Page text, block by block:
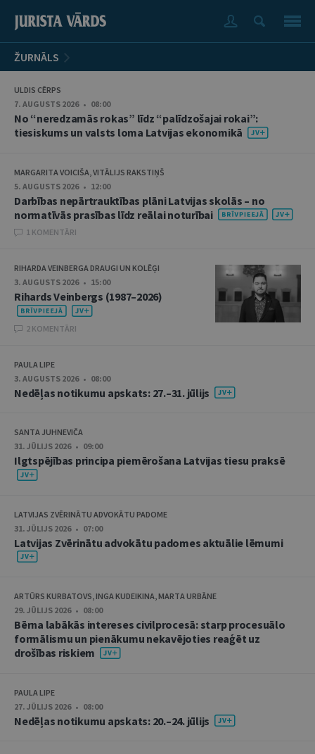
ŽURNĀLS
ULDIS CĒRPS
7. AUGUSTS 2026 • 08:00
No “neredzamās rokas” līdz “palīdzošajai rokai”:
tiesiskums un valsts loma Latvijas ekonomikā
MARGARITA VOICIŠA, VITĀLIJS RAKSTIŅŠ
5. AUGUSTS 2026 • 12:00
Darbības nepārtrauktības plāni Latvijas skolās – no
normatīvās prasības līdz reālai noturībai
1 KOMENTĀRI
RIHARDA VEINBERGA DRAUGI UN KOLĒĢI
3. AUGUSTS 2026 • 15:00
Rihards Veinbergs (1987–2026)
2 KOMENTĀRI
PAULA LIPE
3. AUGUSTS 2026 • 08:00
Nedēļas notikumu apskats: 27.–31. jūlijs
SANTA JUHNEVIČA
31. JŪLIJS 2026 • 09:00
Ilgtspējības principa piemērošana Latvijas tiesu praksē
LATVIJAS ZVĒRINĀTU ADVOKĀTU PADOME
31. JŪLIJS 2026 • 07:00
Latvijas Zvērinātu advokātu padomes aktuālie lēmumi
ARTŪRS KURBATOVS, INGA KUDEIKINA, MARTA URBĀNE
29. JŪLIJS 2026 • 08:00
Bērna labākās intereses civilprocesā: starp procesuālo
formālismu un pienākumu nekavējoties reaģēt uz
drošības riskiem
PAULA LIPE
27. JŪLIJS 2026 • 08:00
Nedēļas notikumu apskats: 20.–24. jūlijs